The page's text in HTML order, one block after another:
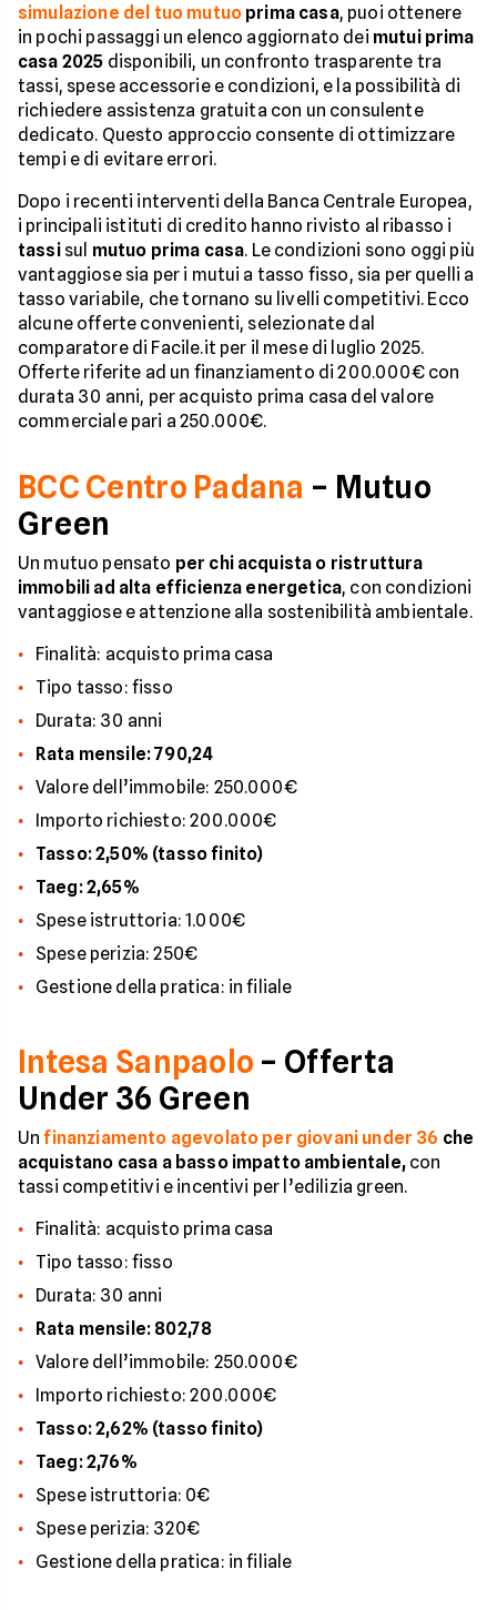
simulazione del tuo mutuo prima casa, puoi ottenere
in pochi passaggi un elenco aggiornato dei mutui prima
casa 2025 disponibili, un confronto trasparente tra
tassi, spese accessorie e condizioni, e la possibilità di
richiedere assistenza gratuita con un consulente
dedicato. Questo approccio consente di ottimizzare
tempi e di evitare errori.
Dopo i recenti interventi della Banca Centrale Europea,
i principali istituti di credito hanno rivisto al ribasso i
tassisul mutuo prima casa. Le condizioni sono oggi più
vantaggiose sia per i mutui a tasso fisso, sia per quelli a
tasso variabile, che tornano su livelli competitivi. Ecco
alcune offerte convenienti, selezionate dal
comparatore di Facile.it per il mese di luglio 2025.
Offerte riferite ad un finanziamento di 200.000€ con
durata 30 anni, per acquisto prima casa del valore
commerciale pari a 250.000€.
BCC Centro Padana – Mutuo
Green
Un mutuo pensato per chi acquista o ristruttura
immobili ad alta efficienza energetica, con condizioni
vantaggiose e attenzione alla sostenibilità ambientale.
Finalità: acquisto prima casa
Tipo tasso: fisso
Durata: 30 anni
Rata mensile: 790,24
Valore dell’immobile: 250.000€
Importo richiesto: 200.000€
Tasso: 2,50% (tasso finito)
Taeg: 2,65%
Spese istruttoria: 1.000€
Spese perizia: 250€
Gestione della pratica: in filiale
Intesa Sanpaolo – Offerta
Under 36 Green
Unfinanziamento agevolato per giovani under 36 che
acquistano casa a basso impatto ambientale,con
tassi competitivi e incentivi per l’edilizia green.
Finalità: acquisto prima casa
Tipo tasso: fisso
Durata: 30 anni
Rata mensile: 802,78
Valore dell’immobile: 250.000€
Importo richiesto: 200.000€
Tasso: 2,62% (tasso finito)
Taeg: 2,76%
Spese istruttoria: 0€
Spese perizia: 320€
Gestione della pratica: in filiale